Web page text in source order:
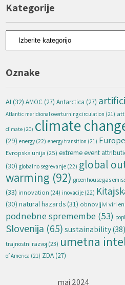
Kategorije
Kategorije
Oznake
AI (32) AMOC (27) Antarctica (27)
Atlantic meridional overturning circulation (21)
climate (20) climate
(29) energy (22) energy transition (21) Europe
Evropska unija (25) extreme event
(30) globalno segrevanje (22) global
warming (92) greenhouse gas
(33) innovation (24) inovacije (22)
(30) natural hazards (31) obnovljivi viri
podnebne spremembe (53)
Slovenija (65) sustainability(38)
trajnostni razvoj (23) umetna
of America (21) ZDA (27)
maj 2024